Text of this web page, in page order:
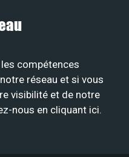
compétences
réseau et si vous
visibilité et de notre
nous en cliquant ici.